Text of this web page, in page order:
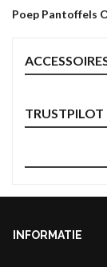
Poep Pantoffels
TRUSTPILOT
INFORMATIE